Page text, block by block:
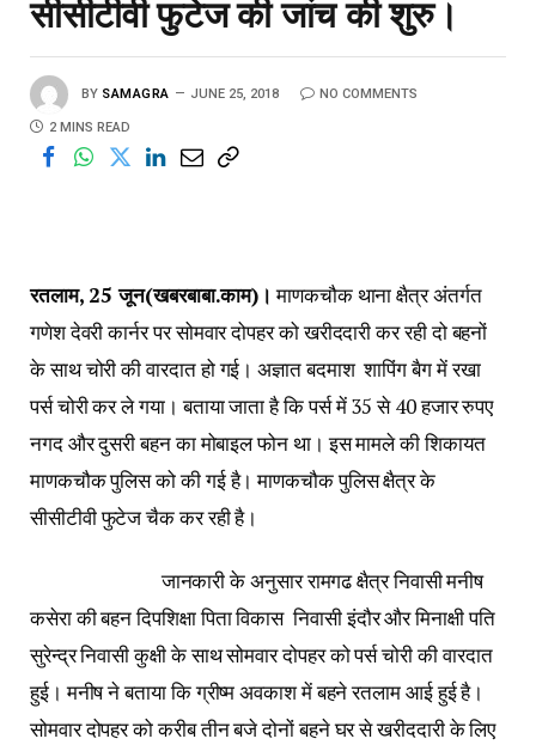
सीसीटीवी फुटेज की जांच की शुरु।
BY SAMAGRA JUNE 25, 2018 NO COMMENTS
2 MINS READ
रतलाम, 25 जून(खबरबाबा.काम)। माणकचौक थाना क्षैत्र अंतर्गत
गणेश देवरी कार्नर पर सोमवार दोपहर को खरीददारी कर रही दो बहनों
के साथ चोरी की वारदात हो गई। अज्ञात बदमाश शापिंग बैग में रखा
पर्स चोरी कर ले गया। बताया जाता है कि पर्स में 35 से 40 हजार रुपए
नगद और दुसरी बहन का मोबाइल फोन था। इस मामले की शिकायत
माणकचौक पुलिस को की गई है। माणकचौक पुलिस क्षैत्र के
सीसीटीवी फुटेज चैक कर रही है।
जानकारी के अनुसार रामगढ क्षैत्र निवासी मनीष
कसेरा की बहन दिपशिक्षा पिता विकास निवासी इंदौर और मिनाक्षी पति
सुरेन्द्र निवासी कुक्षी के साथ सोमवार दोपहर को पर्स चोरी की वारदात
हुई। मनीष ने बताया कि ग्रीष्म अवकाश में बहने रतलाम आई हुई है।
सोमवार दोपहर को करीब तीन बजे दोनों बहने घर से खरीददारी के लिए